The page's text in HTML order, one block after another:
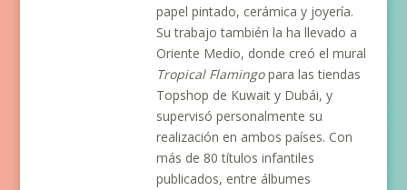
papel pintado, cerámica y joyería.
Su trabajo también la ha llevado a
Oriente Medio, donde creó el mural
Tropical Flamingopara las tiendas
Topshop de Kuwait y Dubái, y
supervisó personalmente su
realización en ambos países. Con
más de 80 títulos infantiles
publicados, entre álbumes